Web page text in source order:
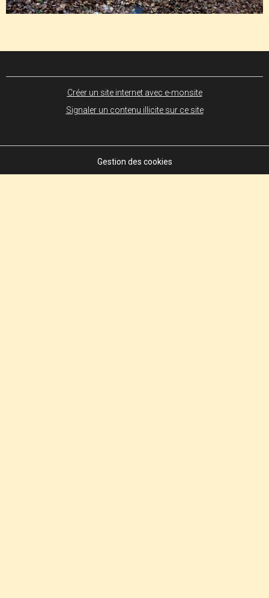
Créer un site internet avec e-monsite
Signaler un contenu illicite sur ce site
Gestion des cookies